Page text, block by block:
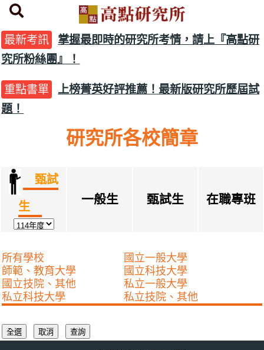
首頁 研究所簡章下載
最新考訊
掌握最即時的研究所考情，請上『高點研
究所粉絲團』！
重點書單
上榜菁英好評推薦！最新版研究所歷屆試
題！
研究所各校簡章
甄試
生
一般生 甄試生 在職專班
所有學校
國立一般大學
師範、教育大學
國立科技大學
國立技院、其他
私立一般大學
私立科技大學
私立技院、其他